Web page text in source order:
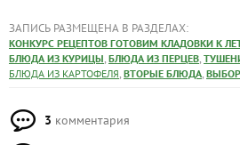
ЗАПИСЬ РАЗМЕЩЕНА В РАЗДЕЛАХ:
КОНКУРС РЕЦЕПТОВ ГОТОВИМ КЛАДОВКИ К
БЛЮДА ИЗ КУРИЦЫ, БЛЮДА ИЗ ПЕРЦЕВ,
БЛЮДА ИЗ КАРТОФЕЛЯ, ВТОРЫЕ БЛЮДА,
3 комментария